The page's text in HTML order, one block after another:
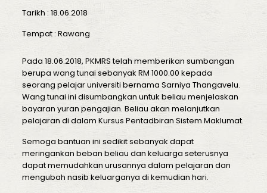
Tarikh : 18.06.2018
Tempat : Rawang
Pada 18.06.2018, PKMRS telah memberikan sumbangan
berupa wang tunai sebanyak RM 1000.00 kepada
seorang pelajar universiti bernama Sarniya Thangavelu.
Wang tunai ini disumbangkan untuk beliau menjelaskan
bayaran yuran pengajian. Beliau akan melanjutkan
pelajaran di dalam Kursus Pentadbiran Sistem Maklumat.
Semoga bantuan ini sedikit sebanyak dapat
meringankan beban beliau dan keluarga seterusnya
dapat memudahkan urusannya dalam pelajaran dan
mengubah nasib keluarganya di kemudian hari.